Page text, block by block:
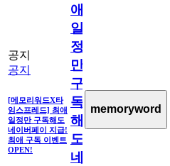
공지
공지
[메모리워드X타
임스프레드] 최애
일정만 구독해도
네이버페이 지급!
최애 구독 이벤트
OPEN!
애
일
정
만
구
독
해
도
네
memoryword